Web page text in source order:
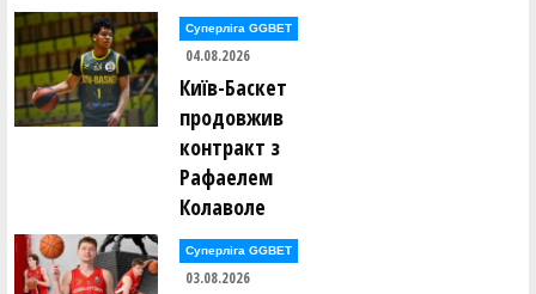
Суперліга GGBET
04.08.2026
Київ-Баскет
продовжив
контракт з
Рафаелем
Колаволе
Суперліга GGBET
03.08.2026